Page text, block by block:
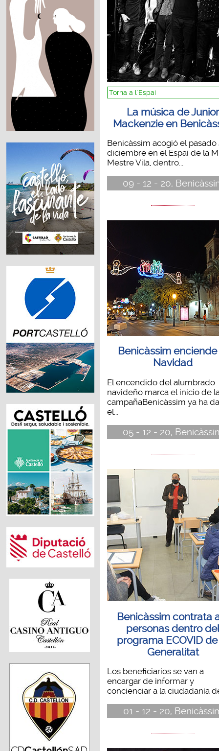
Torna a l´Espai
La música de Junior
Mackenzie en
Benicàssim acogió el pasado
diciembre en el Espai de la
Mestre Vila, dentro...
09 - 12 - 20,
Benicàssim
Navidad
El encendido del alumbrado
navideño marca el inicio de
campañaBenicàssim ya ha
el...
05 - 12 - 20,
Benicàssim contrata
personas dentro
programa ECOVID
Generalitat
Los beneficiarios se van a
encargar de informar y
concienciar a la ciudadanía
01 - 12 - 20,